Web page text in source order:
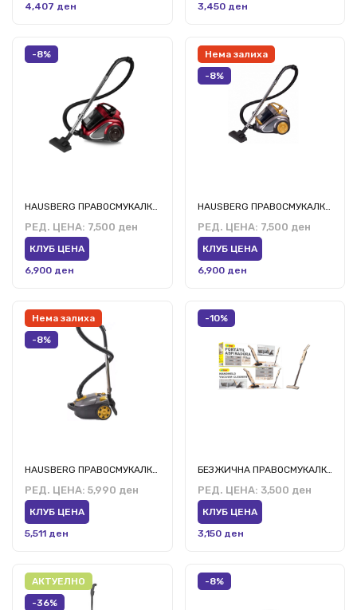
4,407 ден
3,450 ден
-8%
РЕД. ЦЕНА: 7,500 ден
КЛУБ ЦЕНА
6,900 ден
Нема залиха
-8%
HAUSBERG ПРАВОСМУКАЛКА ХБ-2820АУ
РЕД. ЦЕНА: 7,500 ден
КЛУБ ЦЕНА
6,900 ден
Нема залиха
-8%
HAUSBERG ПРАВОСМУКАЛКА ХБ-2815АУ
РЕД. ЦЕНА: 5,990 ден
КЛУБ ЦЕНА
5,511 ден
-10%
БЕЗЖИЧНА ПРАВОСМУКАЛКА Љ-ЏЦ7
РЕД. ЦЕНА: 3,500 ден
КЛУБ ЦЕНА
3,150 ден
АКТУЕЛНО
-36%
-8%